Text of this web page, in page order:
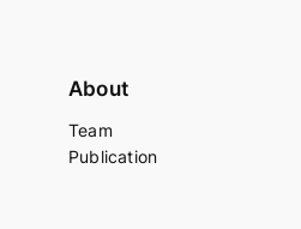
About
Team
Publication